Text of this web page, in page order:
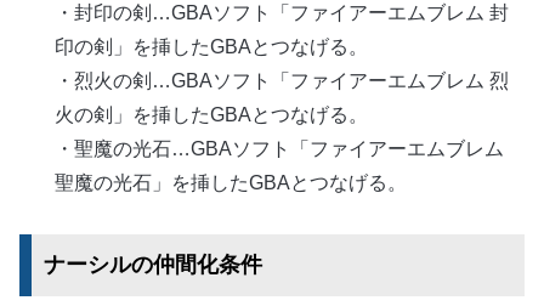
・封印の剣…GBAソフト「ファイアーエムブレム 封
印の剣」を挿したGBAとつなげる。
・烈火の剣…GBAソフト「ファイアーエムブレム 烈
火の剣」を挿したGBAとつなげる。
・聖魔の光石…GBAソフト「ファイアーエムブレム
聖魔の光石」を挿したGBAとつなげる。
ナーシルの仲間化条件